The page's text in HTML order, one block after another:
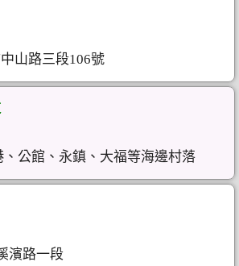
山路三段106號
公館、永鎮、大福等海邊村落
濱路一段